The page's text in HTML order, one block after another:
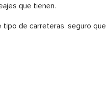
que tienen.
de carreteras, seguro